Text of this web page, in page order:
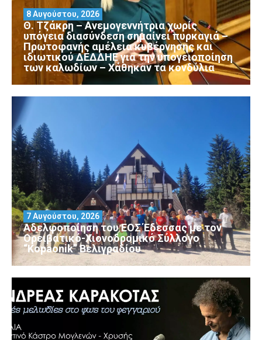
Θ. Τζάκρη – Ανεμογεννήτρια χωρίς
υπόγεια διασύνδεση σημαίνει πυρκαγιά –
Πρωτοφανής αμέλεια κυβέρνησης και
ιδιωτικού ΔΕΔΔΗΕ για την υπογειοποίηση
των καλωδίων – Χάθηκαν τα κονδύλια
8 Αυγούστου, 2026
Αδελφοποίηση του ΕΟΣ Έδεσσας με τον
Ορειβατικό-Χιονοδρομικό Σύλλογο
“Kopaonik” Βελιγραδίου
7 Αυγούστου, 2026